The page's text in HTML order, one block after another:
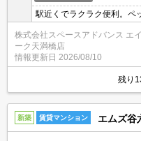
駅近くでラクラク便利。ペ
問い合わせはエイブルネッ
株式会社スペースアドバンス エ
ーク天満橋店
情報更新日 2026/08/10
残り
新築 賃貸マンション エムズ谷